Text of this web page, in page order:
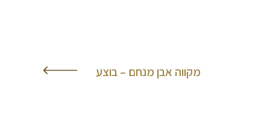
מקווה אבן מנחם – בוצע